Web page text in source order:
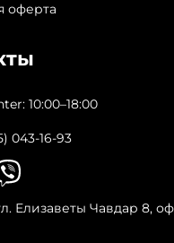
оферта
10:00–18:00
043-16-93
Елизаветы Чавдар 8,